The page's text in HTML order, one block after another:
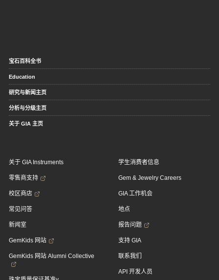
宝石百科全书
Education
研究与新闻主页
分析与分级主页
关于 GIA 主页
关于 GIA Instruments
零售商支持
校区商店
常见问答
新闻室
GemKids 网站
GemKids 网站 Alumni Collective
学生消费者信息
Gem & Jewelry Careers
GIA 工作机会
地点
报告问题
支持 GIA
联系我们
API 开发人员